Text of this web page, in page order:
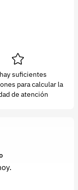
suficientes
para calcular la
de atención